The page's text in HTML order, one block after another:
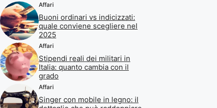
Affari
Buoni ordinari vs indicizzati:
quale conviene scegliere nel
2025
Affari
Stipendi reali dei militari in
Italia: quanto cambia con il
grado
Affari
Singer con mobile in legno: il